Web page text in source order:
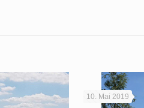
10. Mai 2019